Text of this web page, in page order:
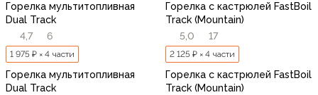
Горелка мультитопливная
Dual Track
4,7
6
1 975 ₽ × 4 части
Горелка мультитопливная
Dual Track
Горелка с кастрюлей FastBoil
Track (Mountain)
5,0
17
2 125 ₽ × 4 части
Горелка с кастрюлей FastBoil
Track (Mountain)